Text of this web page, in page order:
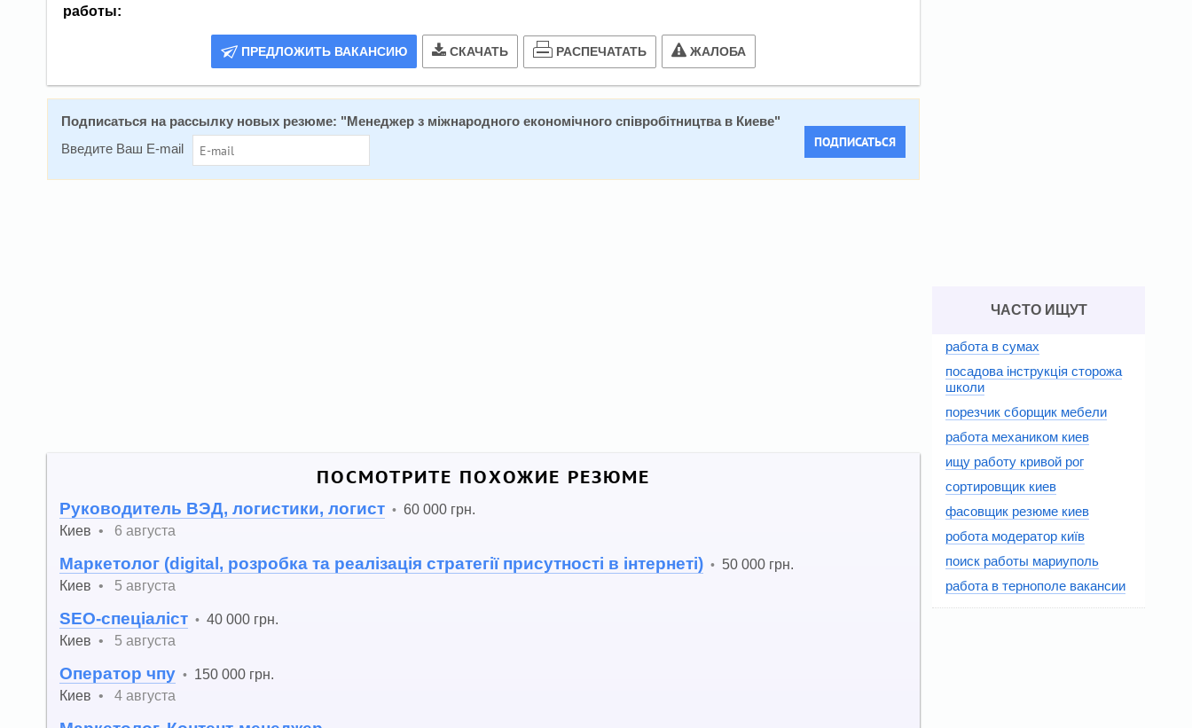
работы:
ПРЕДЛОЖИТЬ ВАКАНСИЮ СКАЧАТЬ РАСПЕЧАТАТЬ ЖАЛОБА
Подписаться на рассылку новых резюме: " Менеджер з міжнародного економічного співробітництва в Киеве"
Введите Ваш E-mail
ПОДПИСАТЬСЯ
ПОСМОТРИТЕ ПОХОЖИЕ РЕЗЮМЕ
Руководитель ВЭД, логистики, логист • 60 000 грн.
Киев • 6 августа
Маркетолог (digital, розробка та реалізація стратегії присутності в інтернеті) • 50 000 грн.
Киев • 5 августа
SEO-спеціаліст • 40 000 грн.
Киев • 5 августа
Оператор чпу • 150 000 грн.
Киев • 4 августа
ЧАСТО ИЩУТ
работа в сумах
посадова інструкція сторожа
школи
порезчик сборщик мебели
работа механиком киев
ищу работу кривой рог
сортировщик киев
фасовщик резюме киев
робота модератор київ
поиск работы мариуполь
работа в тернополе вакансии